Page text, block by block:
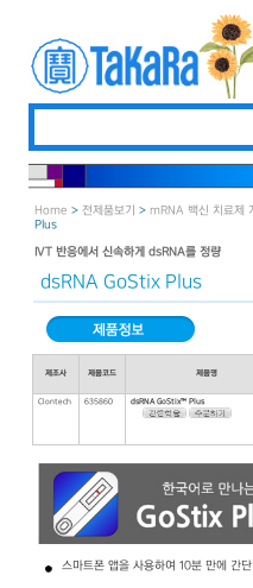
Home > 전제품보기 > mRNA 백신 치료제
Plus
IVT 반응에서 신속하게 dsRNA를 정량
dsRNA GoStix Plus
제조사 제품코드 제품명
Clontech 635860 dsRNA GoStix™ Plus
스마트폰 앱을 사용하여 10분 만에 간